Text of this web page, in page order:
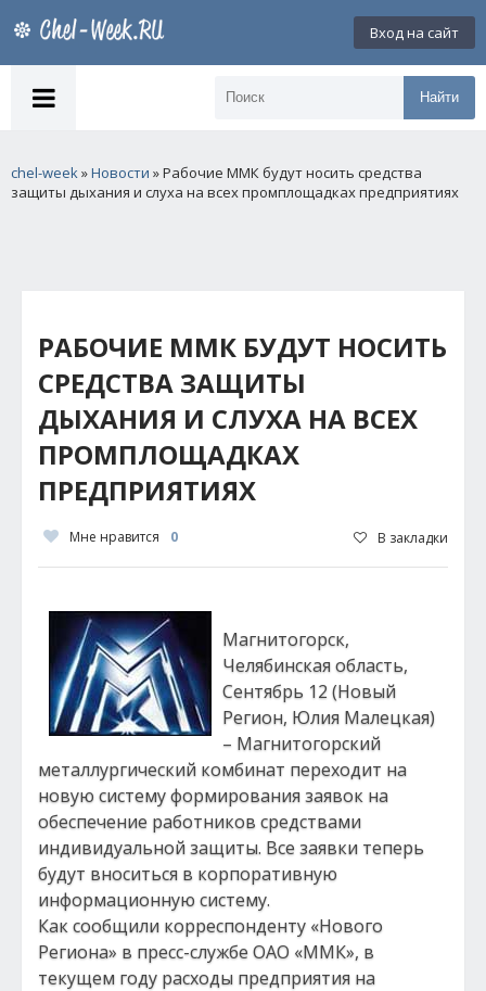
Вход на сайт
Найти
chel-week»Новости » Рабочие ММК будут носить средства
защиты дыхания и слуха на всех промплощадках предприятиях
РАБОЧИЕ ММК БУДУТ НОСИТЬ
СРЕДСТВА ЗАЩИТЫ
ДЫХАНИЯ И СЛУХА НА ВСЕХ
ПРОМПЛОЩАДКАХ
ПРЕДПРИЯТИЯХ
Мне нравится 0 В закладки
Магнитогорск,
Челябинская область,
Сентябрь 12 (Новый
Регион, Юлия Малецкая)
– Магнитогорский
металлургический комбинат переходит на
новую систему формирования заявок на
обеспечение работников средствами
индивидуальной защиты. Все заявки теперь
будут вноситься в корпоративную
информационную систему.
Как сообщили корреспонденту «Нового
Региона» в пресс-службе ОАО «ММК», в
текущем году расходы предприятия на